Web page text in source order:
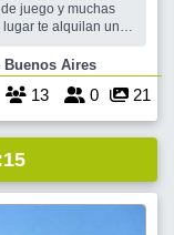
juego y muchas
te alquilan una.
de Buenos Aires
13 0 21